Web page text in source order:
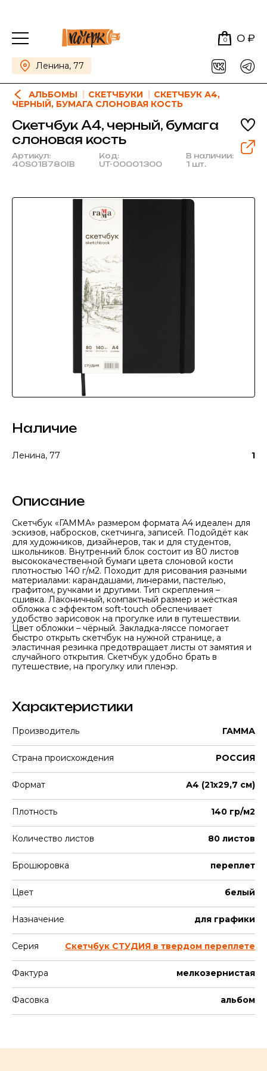
0 0 ₽
Ленина, 77
АЛЬБОМЫ СКЕТЧБУКИ
СКЕТЧБУК А4,
ЧЕРНЫЙ, БУМАГА СЛОНОВАЯ КОСТЬ
Скетчбук А4, черный, бумага
слоновая кость
Артикул:
40S01B780IB
Код:
UT-00001300
В наличии:
1 шт.
Наличие
Ленина, 77 1
Описание
Скетчбук «ГАММА» размером формата А4 идеален для
эскизов, набросков, скетчинга, записей. Подойдёт как
для художников, дизайнеров, так и для студентов,
школьников. Внутренний блок состоит из 80 листов
высококачественной бумаги цвета слоновой кости
плотностью 140 г/м2. Походит для рисования разными
материалами: карандашами, линерами, пастелью,
графитом, ручками и другими. Тип скрепления –
сшивка. Лаконичный, компактный размер и жёсткая
обложка с эффектом soft-touch обеспечивает
удобство зарисовок на прогулке или в путешествии.
Цвет обложки – чёрный. Закладка-ляссе помогает
быстро открыть скетчбук на нужной странице, а
эластичная резинка предотвращает листы от замятия и
случайного открытия. Скетчбук удобно брать в
путешествие, на прогулку или пленэр.
Характеристики
Производитель ГАММА
Страна происхождения РОССИЯ
Формат А4 (21х29,7 см)
Плотность 140 гр/м2
Количество листов 80 листов
Брошюровка переплет
Цвет белый
Назначение для графики
Серия Скетчбук СТУДИЯ в твердом переплете
Фактура мелкозернистая
Фасовка альбом